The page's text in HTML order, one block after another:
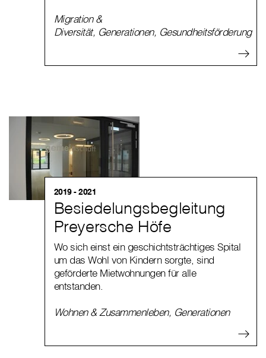
Migration &
Diversität, Generationen, Gesundheitsförderung
2019 - 2021
Besiedelungsbegleitung
Preyersche Höfe
Wo sich einst ein geschichtsträchtiges Spital
um das Wohl von Kindern sorgte, sind
geförderte Mietwohnungen für alle
entstanden.
Wohnen & Zusammenleben, Generationen